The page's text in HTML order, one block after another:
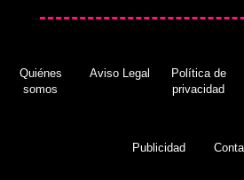
Quiénes
somos
Aviso Legal
Política de
privacidad
Publicidad